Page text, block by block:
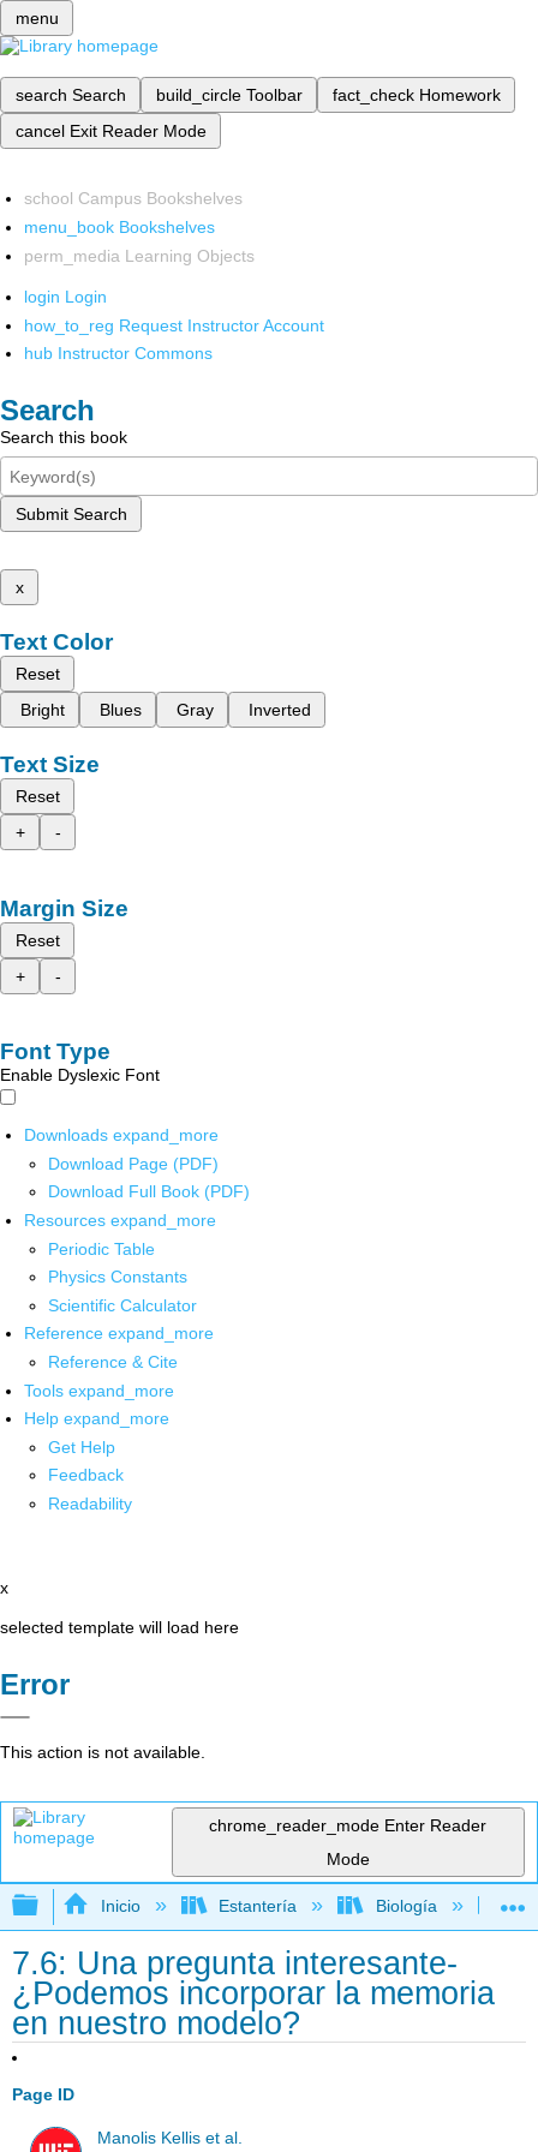
menu
search Search build_circle Toolbar fact_check Homework
cancel Exit Reader Mode
school Campus Bookshelves
menu_book Bookshelves
perm_media Learning Objects
login Login
how_to_reg Request Instructor Account
hub Instructor Commons
Search
Search this book
Submit Search
x
Text Color
Reset
Bright
Blues Gray Inverted
Text Size
Reset
+
-
Margin Size
Reset
+
-
Font Type
Enable Dyslexic Font
Downloads expand_more
Download Page (PDF)
Download Full Book (PDF)
Resources expand_more
Periodic Table
Physics Constants
Scientific Calculator
Reference expand_more
Reference & Cite
Tools expand_more
Help expand_more
Get Help
Feedback
Readability
x
selected template will load here
Error
This action is not available.
chrome_reader_mode Enter Reader
Mode
Expandir/contraer jerarquía global
Inicio Estantería Biología
7.6: Una pregunta interesante-
¿Podemos incorporar la memoria
en nuestro modelo?
Page ID
Manolis Kellis et al.